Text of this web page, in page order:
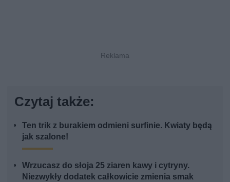
Czytaj także:
Ten trik z burakiem odmieni surfinie. Kwiaty będą
jak szalone!
Wrzucasz do słoja 25 ziaren kawy i cytryny.
Niezwykły dodatek całkowicie zmienia smak